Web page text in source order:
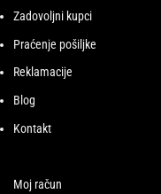
Zadovoljni kupci
Praćenje pošiljke
Reklamacije
Blog
Kontakt
Moj račun